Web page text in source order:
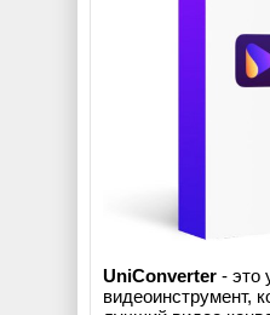
UniConverter - это
видеоинструмент,